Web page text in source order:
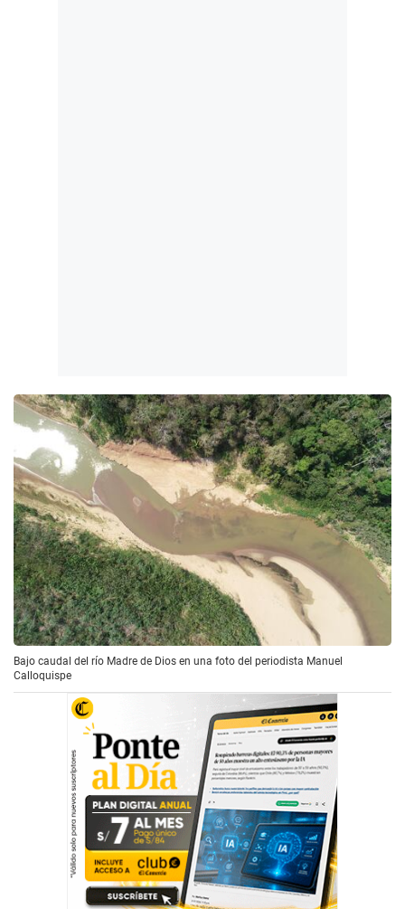
Bajo caudal del río Madre de Dios en una foto del periodista Manuel
Calloquispe